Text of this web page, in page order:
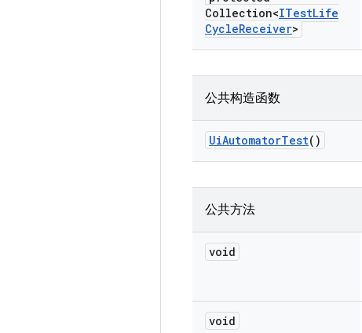
Collection<ITestLife
CycleReceiver>
公共构造函数
UiAutomatorTest()
公共方法
void
void